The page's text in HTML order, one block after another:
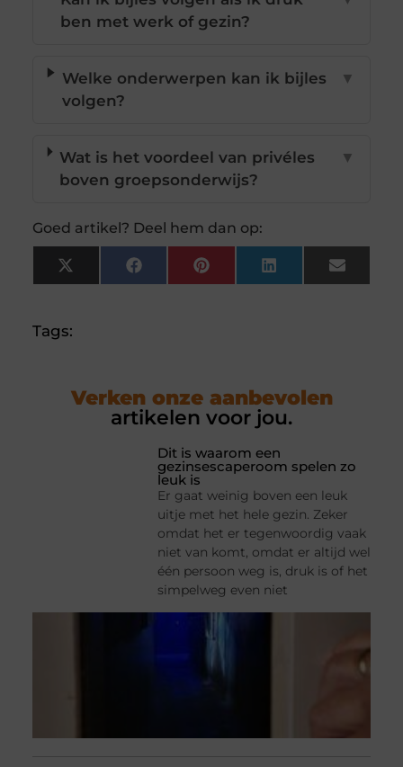
ben met werk of gezin?
Welke onderwerpen kan ik bijles
volgen?
▼
Wat is het voordeel van privéles
boven groepsonderwijs?
▼
Goed artikel? Deel hem dan op:
X
(Twitter)
FacebookPinterestLinkedInEmail
Tags:
Verken onze aanbevolen
artikelen voor jou.
Dit is waarom een
gezinsescaperoom spelen zo
leuk is
Er gaat weinig boven een leuk
uitje met het hele gezin. Zeker
omdat het er tegenwoordig vaak
niet van komt, omdat er altijd wel
één persoon weg is, druk is of het
simpelweg even niet